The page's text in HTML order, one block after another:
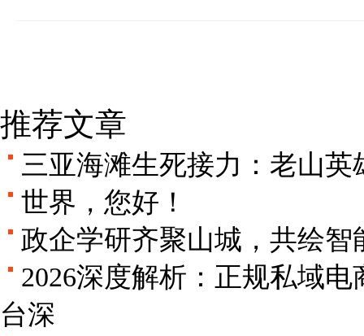
推荐文章
三亚海滩生死接力：老山
世界，您好！
政企学研齐聚山城，共绘
2026深度解析：正规私域
台深